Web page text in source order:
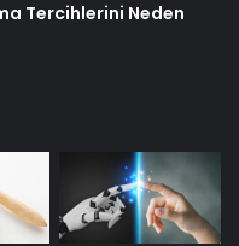
Tercihlerini Neden